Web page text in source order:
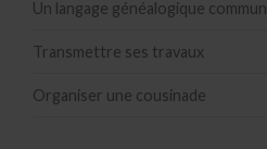
Un langage généalogique commun
Transmettre ses travaux
Organiser une cousinade